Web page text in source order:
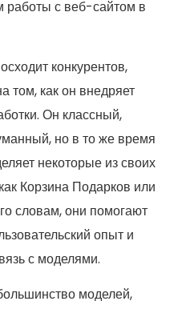
работы с веб-сайтом в
конкурентов,
том, как он внедряет
Он классный,
но в то же время
некоторые из своих
Корзина Подарков или
словам, они помогают
опыт и
с моделями.
моделей,